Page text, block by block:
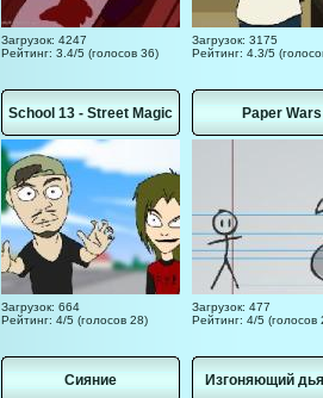
Загрузок: 4247
Рейтинг: 3.4/5 (голосов 36)
Загрузок: 3175
Рейтинг: 4.3/5
School 13 - Street Magic
Загрузок: 664
Рейтинг: 4/5 (голосов 28)
Paper Wars
Загрузок: 477
Рейтинг: 4/5 (голосов
Сияние Изгоняющий